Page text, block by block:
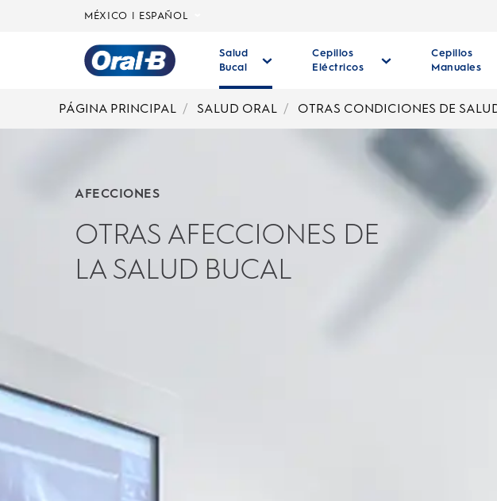
MÉXICO | ESPAÑOL
principal
Salud
Bucal
Cepillos
Eléctricos
Cepillos
Manuales
PÁGINA PRINCIPAL SALUD ORAL OTRAS CONDICIONES DE
AFECCIONES
OTRAS AFECCIONES DE
LA SALUD BUCAL